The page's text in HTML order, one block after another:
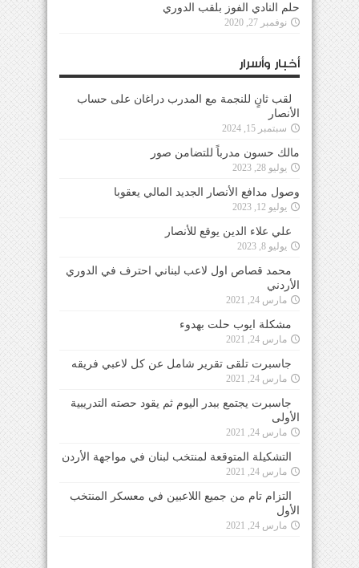
حلم النادي الفوز بلقب الدوري
نوفمبر 27, 2020
أخبار وأسرار
لقب ثانٍ للنجمة مع المدرب دراغان على حساب
الأنصار
سبتمبر 15, 2024
مالك حسون مدرباً للتضامن صور
يوليو 28, 2023
وصول مدافع الأنصار الجديد المالي يعقوبا
يوليو 12, 2023
علي علاء الدين يوقع للأنصار
يوليو 8, 2023
محمد قصاص اول لاعب لبناني احترف في الدوري
الأردني
مارس 24, 2021
مشكلة ايوب حلت بهدوء
مارس 24, 2021
جاسبرت تلقى تقرير شامل عن كل لاعبي فريقه
مارس 24, 2021
جاسبرت يجتمع ببدر اليوم ثم يقود حصته التدريبية
الأولى
مارس 24, 2021
التشكيلة المتوقعة لمنتخب لبنان في مواجهة الأردن
مارس 24, 2021
التزام تام من جميع اللاعبين في معسكر المنتخب
الأول
مارس 24, 2021